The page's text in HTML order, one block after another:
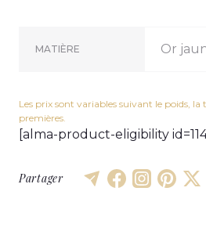
MATIÈRE Or
Les prix sont variables suivant le poids, la
premières.
[alma-product-eligibility
Partager